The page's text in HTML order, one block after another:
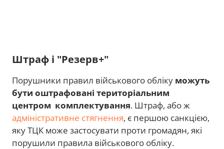
Штраф і "Резерв+"
Порушники правил військового обліку можуть
бути оштрафовані територіальним
центром комплектування. Штраф, або ж
адміністративне стягнення, є першою санкцією,
яку ТЦК може застосувати проти громадян, які
порушили правила військового обліку.